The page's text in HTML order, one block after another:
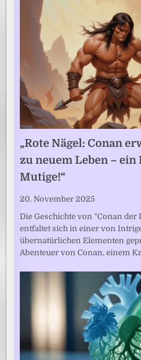
„Rote Nägel: Conan
zu neuem Leben –
Mutige!“
20. November 2025
Die Geschichte von "Conan der
entfaltet sich in einer von
übernatürlichen Elementen
Abenteuer von Conan, einem